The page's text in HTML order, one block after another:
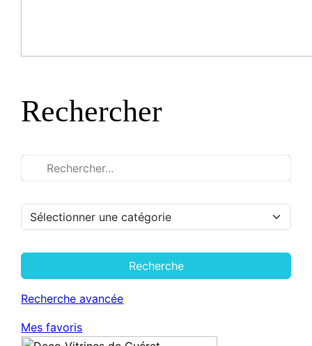
Rechercher
Recherche
Recherche avancée
Mes favoris